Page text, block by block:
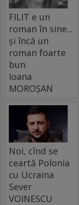
FILIT e un
roman în sine...
și încă un
roman foarte
bun
Ioana
MOROȘAN
Noi, cînd se
ceartă Polonia
cu Ucraina
Sever
VOINESCU